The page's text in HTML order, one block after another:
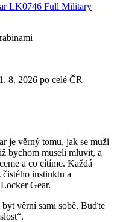
LK0746 Full Military
8. 2026 po celé ČR
je věrný tomu, jak se muži
bychom museli mluvit, a
a co cítíme. Každá
instinktu a
Gear.
věrní sami sobě. Buďte